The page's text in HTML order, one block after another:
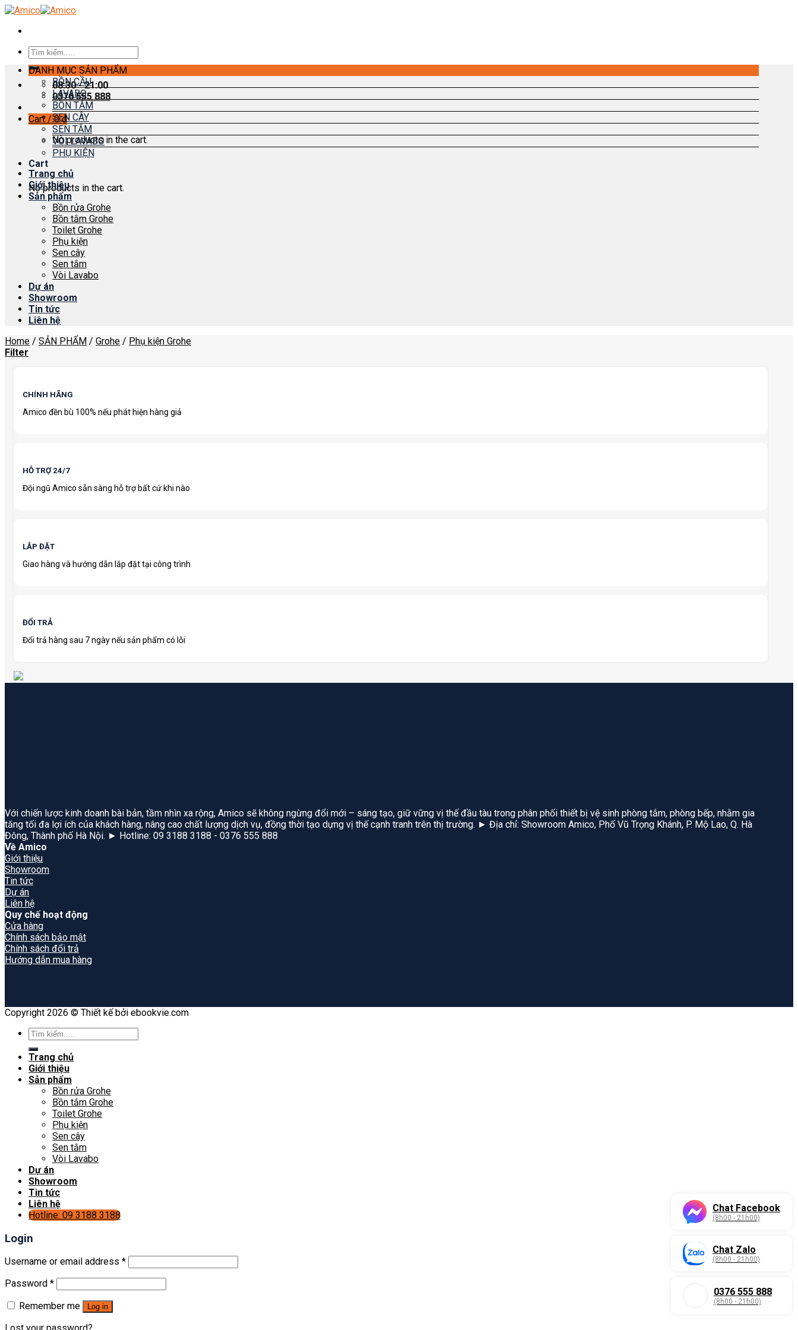
Skip
content
Search
for:
08:30 - 21:00
0376 555 888
Cart /0₫
No products in the cart.
Cart
No products in the cart.
DANH MỤC SẢN PHẨM
BỒN CẦU
LAVABO
BỒN TẮM
SEN CÂY
SEN TẮM
VÒI LAVABO
PHỤ KIỆN
Trang chủ
Giới thiệu
Sản phẩm
Bồn rửa Grohe
Bồn tắm Grohe
Toilet Grohe
Phụ kiện
Sen cây
Sen tắm
Vòi Lavabo
Dự án
Showroom
Tin tức
Liên hệ
Home / SẢN PHẨM / Grohe / Phụ kiện Grohe
Filter
CHÍNH HÃNG
Amico đền bù 100% nếu phát hiện hàng giả
HỖ TRỢ 24/7
Đội ngũ Amico sẵn sàng hỗ trợ bất cứ khi nào
LẮP ĐẶT
Giao hàng và hướng dẫn lắp đặt tại công trình
ĐỔI TRẢ
Đổi trả hàng sau 7 ngày nếu sản phẩm có lỗi
Với chiến lược kinh doanh bài bản, tầm nhìn xa rộng, Amico sẽ không ngừng đổi mới – sáng tạo, giữ vững vị thế đầu tàu trong phân phối thiết bị vệ sinh phòng tắm, phòng bếp, nhằm gia
tăng tối đa lợi ích của khách hàng, nâng cao chất lượng dịch vụ, đồng thời tạo dựng vị thế cạnh tranh trên thị trường. ► Địa chỉ: Showroom Amico, Phố Vũ Trọng Khánh, P. Mộ Lao, Q. Hà
Đông, Thành phố Hà Nội. ► Hotline: 09 3188 3188 - 0376 555 888
Về Amico
Giới thiệu
Showroom
Tin tức
Dự án
Liên hệ
Quy chế hoạt động
Cửa hàng
Chính sách bảo mật
Chính sách đổi trả
Hướng dẫn mua hàng
Copyright 2026 © Thiết kế bởi ebookvie.com
Search
for:
Trang chủ
Giới thiệu
Sản phẩm
Bồn rửa Grohe
Bồn tắm Grohe
Toilet Grohe
Phụ kiện
Sen cây
Sen tắm
Vòi Lavabo
Dự án
Showroom
Tin tức
Liên hệ
Hotline: 09 3188 3188
Chat Facebook
(8h00 - 21h00)
Chat Zalo
(8h00 - 21h00)
0376 555 888
(8h00 - 21h00)
Login
Username or email address *
Password *
Remember me
Log in